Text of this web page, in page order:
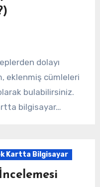
dolayı
eklenmiş cümleleri
bulabilirsiniz.
bilgisayar…
Kartta Bilgisayar